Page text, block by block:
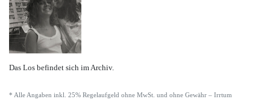
Das Los befindet sich im Archiv.
* Alle Angaben inkl. 25% Regelaufgeld ohne MwSt. und ohne Gewähr – Irrtum